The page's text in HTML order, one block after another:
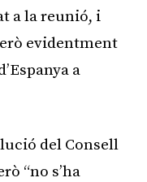
a la reunió, i
evidentment
a
del Consell
“no s’ha